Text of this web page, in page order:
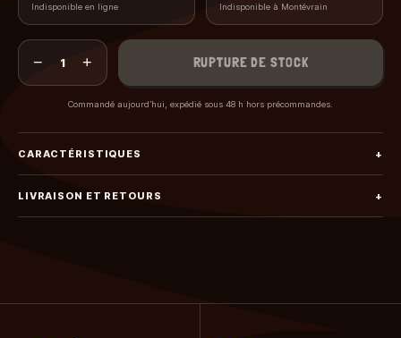
Indisponible en ligne Indisponible à Montévrain
− 1 + RUPTURE DE STOCK
Commandé aujourd’hui, expédié sous 48 h hors précommandes.
CARACTÉRISTIQUES +
LIVRAISON ET RETOURS +